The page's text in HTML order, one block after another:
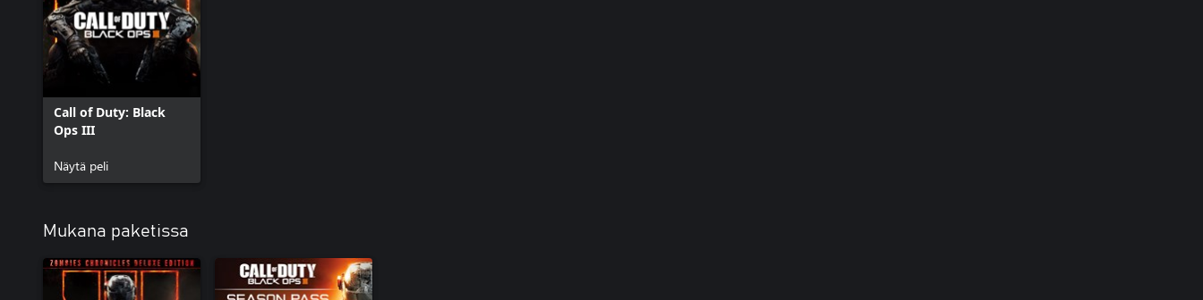
Call of Duty: Black
Ops III
Näytä peli
Mukana paketissa